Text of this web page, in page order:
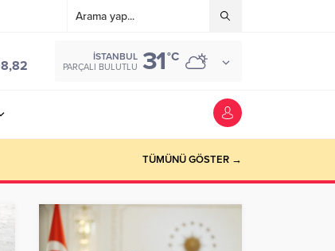
İSTANBUL
PARÇALI BULUTLU 31°C
TÜMÜNÜ GÖSTER →